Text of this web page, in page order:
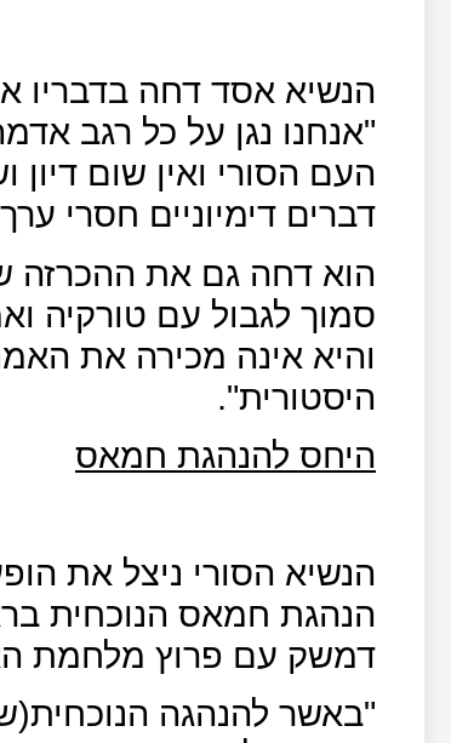
הנשיא אסד דחה בדבריו
"אנחנו נגן על כל רגב
העם הסורי ואין שום
דברים דימיוניים חסרי
הוא דחה גם את ההכרזה
סמוך לגבול עם טורקיה
והיא אינה מכירה את
היסטורית".
היחס להנהגת חמאס
הנשיא הסורי ניצל את
הנהגת חמאס הנוכחית
דמשק עם פרוץ מלחמת
"באשר להנהגה